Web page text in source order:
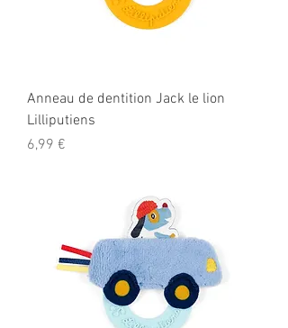
Anneau de dentition Jack le lion
Lilliputiens
Prix
6,99 €